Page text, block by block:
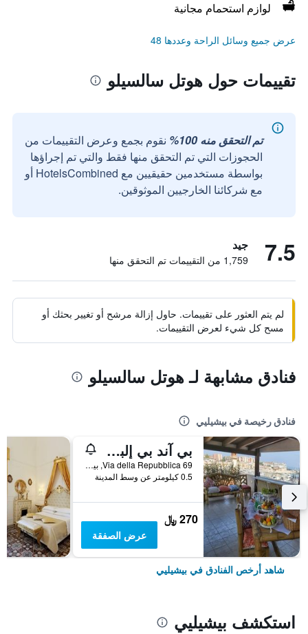
لوازم استحمام مجانية
عرض جميع وسائل الراحة وعددها 48
تقييمات حول هوتل سالسيلو
تم التحقق منه 100%
نقوم بجمع وعرض التقييمات من
الحجوزات التي تم التحقق منها فقط والتي تم إجراؤها
بواسطة مستخدمين حقيقيين مع HotelsCombined أو
مع شركائنا الخارجيين الموثوقين.
7.5 جيد
1,759 من التقييمات تم التحقق منها
لم يتم العثور على تقييمات. حاول إزالة مرشح أو تغيير بحثك أو
مسح كل شيء لعرض التقييمات.
فنادق مشابهة لـ هوتل سالسيلو
فنادق رخيصة في بيشيليي
بي آند بي إلبورتو نوفو
Via della Repubblica 69, بيشيليي, مقاطعة بارليتا أندريا تراني, إيطاليا
0.5 كيلومتر عن وسط المدينة
270 ﷼
عرض الصفقة
شاهد أرخص الفنادق في بيشيليي
استكشف بيشيليي